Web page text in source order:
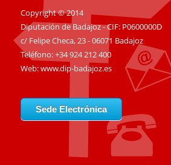
Copyright © 2014
Diputación de Badajoz - CIF: P0600000D
c/ Felipe Checa, 23 - 06071 Badajoz
Teléfono: +34 924 212 400
Web:www.dip-badajoz.es
Sede Electrónica